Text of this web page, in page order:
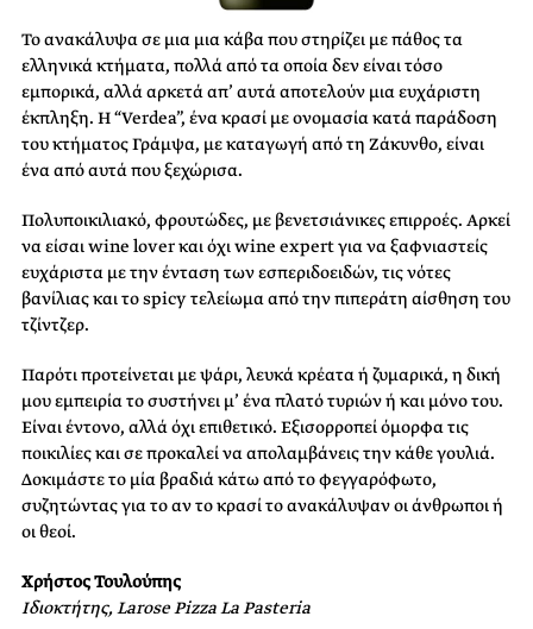
Το ανακάλυψα σε μια μια κάβα που στηρίζει με πάθος τα
ελληνικά κτήματα, πολλά από τα οποία δεν είναι τόσο
εμπορικά, αλλά αρκετά απ’ αυτά αποτελούν μια ευχάριστη
έκπληξη. Η “Verdea”, ένα κρασί με ονομασία κατά παράδοση
του κτήματος Γράμψα, με καταγωγή από τη Ζάκυνθο, είναι
ένα από αυτά που ξεχώρισα.
Πολυποικιλιακό, φρουτώδες, με βενετσιάνικες επιρροές. Αρκεί
να είσαι wine lover και όχι wine expert για να ξαφνιαστείς
ευχάριστα με την ένταση των εσπεριδοειδών, τις νότες
βανίλιας και το spicy τελείωμα από την πιπεράτη αίσθηση του
τζίντζερ.
Παρότι προτείνεται με ψάρι, λευκά κρέατα ή ζυμαρικά, η δική
μου εμπειρία το συστήνει μ’ ένα πλατό τυριών ή και μόνο του.
Είναι έντονο, αλλά όχι επιθετικό. Εξισορροπεί όμορφα τις
ποικιλίες και σε προκαλεί να απολαμβάνεις την κάθε γουλιά.
Δοκιμάστε το μία βραδιά κάτω από το φεγγαρόφωτο,
συζητώντας για το αν το κρασί το ανακάλυψαν οι άνθρωποι ή
οι θεοί.
Χρήστος Τουλούπης
Iδιοκτήτης, Larose Pizza La Pasteria